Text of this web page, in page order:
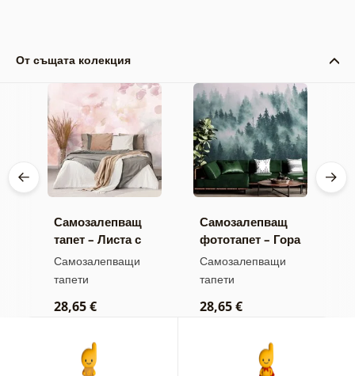
От същата колекция
Самозалепващ
тапет – Листа с
пастелен оттенък
Самозалепващи
тапети
28,65 €
Самозалепващ
фототапет – Гора
в мъгла
Самозалепващи
тапети
28,65 €